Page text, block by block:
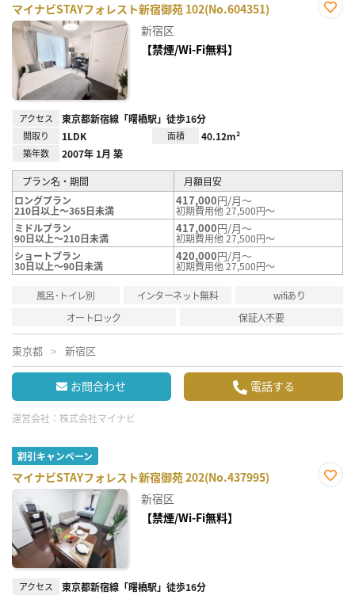
マイナビSTAYフォレスト新宿御苑 102(No.604351)
新宿区
【禁煙/Wi-Fi無料】
アクセス 東京都新宿線「曙橋駅」徒歩16分
間取り 1LDK 面積 40.12m²
築年数 2007年 1月 築
プラン名・期間
月額目安
ロングプラン
210日以上～365日未満
417,000円/月～
初期費用他 27,500円～
ミドルプラン
90日以上～210日未満
417,000円/月～
初期費用他 27,500円～
ショートプラン
30日以上～90日未満
420,000円/月～
初期費用他 27,500円～
風呂･トイレ別 インターネット無料
wifiあり
オートロック
保証人不要
東京都 新宿区
お問合わせ 電話する
運営会社： 株式会社マイナビ
割引キャンペーン
マイナビSTAYフォレスト新宿御苑 202(No.437995)
新宿区
【禁煙/Wi-Fi無料】
アクセス 東京都新宿線「曙橋駅」徒歩16分